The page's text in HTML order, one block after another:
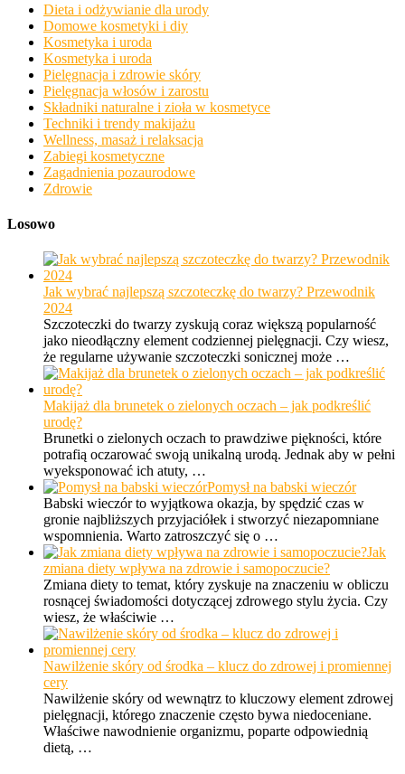
Dieta i odżywianie dla urody
Domowe kosmetyki i diy
Kosmetyka i uroda
Kosmetyka i uroda
Pielęgnacja i zdrowie skóry
Pielęgnacja włosów i zarostu
Składniki naturalne i zioła w kosmetyce
Techniki i trendy makijażu
Wellness, masaż i relaksacja
Zabiegi kosmetyczne
Zagadnienia pozaurodowe
Zdrowie
Losowo
Jak wybrać najlepszą szczoteczkę do twarzy? Przewodnik
2024
Szczoteczki do twarzy zyskują coraz większą popularność
jako nieodłączny element codziennej pielęgnacji. Czy wiesz,
że regularne używanie szczoteczki sonicznej może …
Makijaż dla brunetek o zielonych oczach – jak podkreślić
urodę?
Brunetki o zielonych oczach to prawdziwe piękności, które
potrafią oczarować swoją unikalną urodą. Jednak aby w pełni
wyeksponować ich atuty, …
Pomysł na babski wieczór
Babski wieczór to wyjątkowa okazja, by spędzić czas w
gronie najbliższych przyjaciółek i stworzyć niezapomniane
wspomnienia. Warto zatroszczyć się o …
Jak
zmiana diety wpływa na zdrowie i samopoczucie?
Zmiana diety to temat, który zyskuje na znaczeniu w obliczu
rosnącej świadomości dotyczącej zdrowego stylu życia. Czy
wiesz, że właściwie …
Nawilżenie skóry od środka – klucz do zdrowej i promiennej
cery
Nawilżenie skóry od wewnątrz to kluczowy element zdrowej
pielęgnacji, którego znaczenie często bywa niedoceniane.
Właściwe nawodnienie organizmu, poparte odpowiednią
dietą, …